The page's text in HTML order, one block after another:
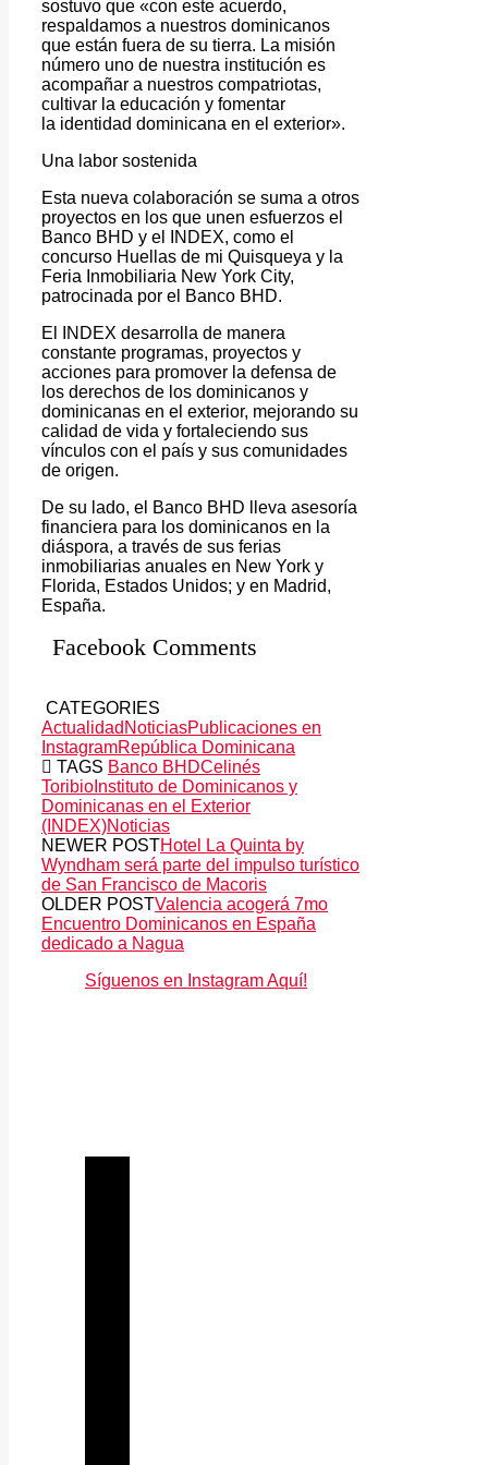
sostuvo que «con este acuerdo,
respaldamos a nuestros dominicanos
que están fuera de su tierra. La misión
número uno de nuestra institución es
acompañar a nuestros compatriotas,
cultivar la educación y fomentar
la identidad dominicana en el exterior».
Una labor sostenida
Esta nueva colaboración se suma a otros
proyectos en los que unen esfuerzos el
Banco BHD y el INDEX, como el
concurso Huellas de mi Quisqueya y la
Feria Inmobiliaria New York City,
patrocinada por el Banco BHD.
El INDEX desarrolla de manera
constante programas, proyectos y
acciones para promover la defensa de
los derechos de los dominicanos y
dominicanas en el exterior, mejorando su
calidad de vida y fortaleciendo sus
vínculos con el país y sus comunidades
de origen.
De su lado, el Banco BHD lleva asesoría
financiera para los dominicanos en la
diáspora, a través de sus ferias
inmobiliarias anuales en New York y
Florida, Estados Unidos; y en Madrid,
España.
Facebook Comments
CATEGORIES
Actualidad NoticiasPublicaciones en
InstagramRepública Dominicana
TAGS Banco BHDCelinés
Toribio Instituto de Dominicanos y
Dominicanas en el Exterior
(INDEX)Noticias
NEWER POSTHotel La Quinta by
Wyndham será parte del impulso turístico
de San Francisco de Macoris
OLDER POSTValencia acogerá 7mo
Encuentro Dominicanos en España
dedicado a Nagua
Síguenos en Instagram Aquí!